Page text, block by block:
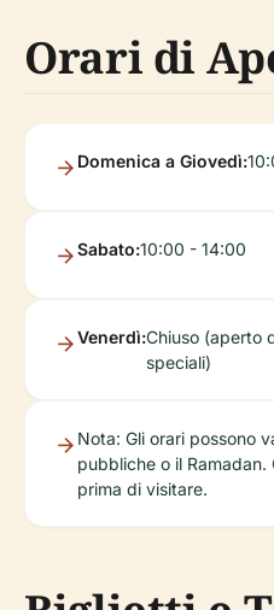
Orari di
Domenica a Giovedì:
Sabato:10:00 - 14:00
Venerdì:Chiuso (aperto
speciali)
Nota: Gli orari possono
pubbliche o il Ramadan.
prima di visitare.